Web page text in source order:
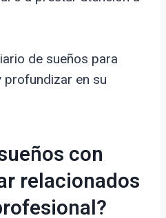
de sueños para
en su
con
relacionados